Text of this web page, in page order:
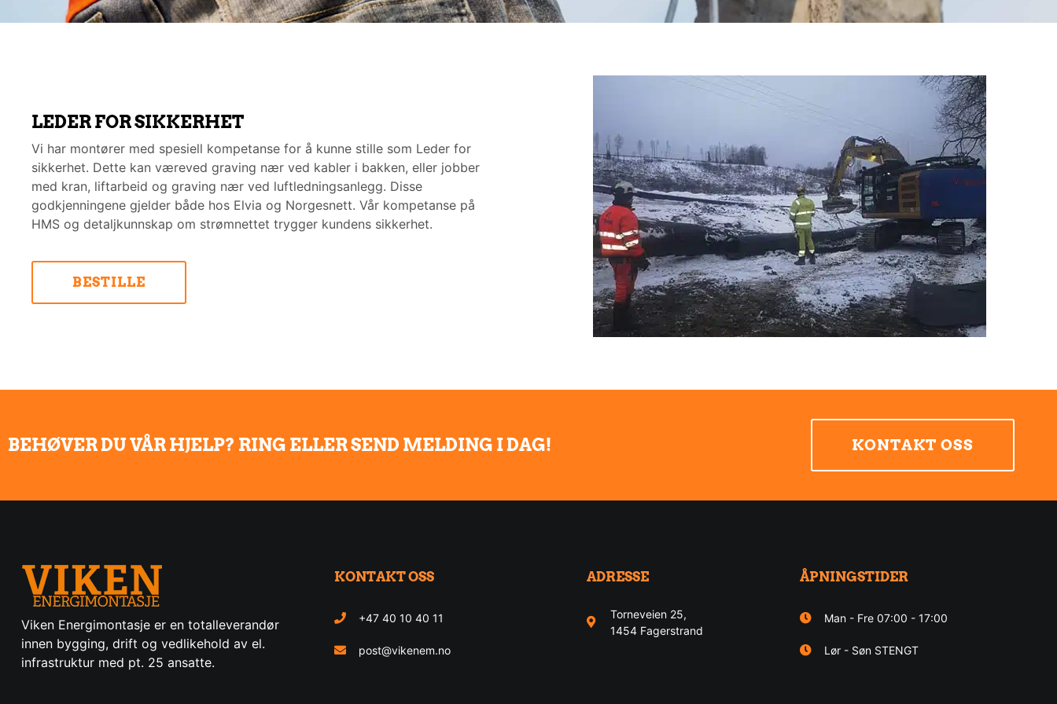
LEDER FOR SIKKERHET
Vi har montører med spesiell kompetanse for å kunne stille som Leder for
sikkerhet. Dette kan væreved graving nær ved kabler i bakken, eller jobber
med kran, liftarbeid og graving nær ved luftledningsanlegg. Disse
godkjenningene gjelder både hos Elvia og Norgesnett. Vår kompetanse på
HMS og detaljkunnskap om strømnettet trygger kundens sikkerhet.
BESTILLE
BEHØVER DU VÅR HJELP? RING ELLER SEND MELDING I DAG! KONTAKT OSS
Viken Energimontasje er en totalleverandør
innen bygging, drift og vedlikehold av el.
infrastruktur med pt. 25 ansatte.
KONTAKT OSS
+47 40 10 40 11
post@vikenem.no
ADRESSE
Torneveien 25,
1454 Fagerstrand
ÅPNINGSTIDER
Man - Fre 07:00 - 17:00
Lør - Søn STENGT
Vi bruker informasjonskapsler for å forbedre brukeropplevelsen på
nettstedet vårt og for personlig tilpasning av annonser. Ved å fortsette å
bruke dette nettstedet samtykker du til vår bruk av informasjonskapsler.
GODKJENN ALLE